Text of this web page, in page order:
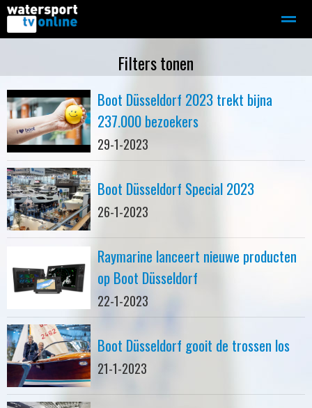
Motorboot-sloep Adverteren
Home
Filters tonen
Boot Düsseldorf 2023 trekt bijna
237.000 bezoekers
29-1-2023
Boot Düsseldorf Special 2023
26-1-2023
Raymarine lanceert nieuwe producten
op Boot Düsseldorf
22-1-2023
Boot Düsseldorf gooit de trossen los
21-1-2023